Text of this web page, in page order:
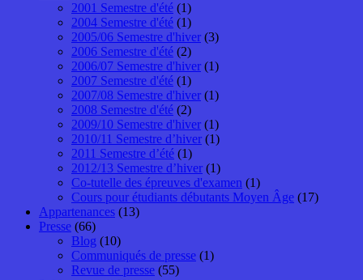
2001 Semestre d'été (1)
2004 Semestre d'été (1)
2005/06 Semestre d'hiver (3)
2006 Semestre d'été (2)
2006/07 Semestre d'hiver (1)
2007 Semestre d'été (1)
2007/08 Semestre d'hiver (1)
2008 Semestre d'été (2)
2009/10 Semestre d'hiver (1)
2010/11 Semestre d’hiver (1)
2011 Semestre d’été (1)
2012/13 Semestre d’hiver (1)
Co-tutelle des épreuves d'examen (1)
Cours pour étudiants débutants Moyen Âge (17)
Appartenances (13)
Presse (66)
Blog (10)
Communiqués de presse (1)
Revue de presse (55)